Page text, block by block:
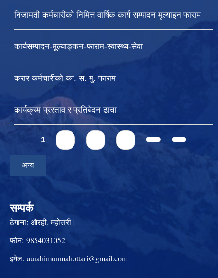
निजामती कर्मचारीको निमित्त वार्षिक कार्य सम्पादन मूल्याइन फाराम
कार्यसम्पादन-मूल्याङ्कन-फाराम-स्वास्थ्य-सेवा
करार कर्मचारीको का. स. मु. फाराम
कार्यक्रम प्रस्ताव र प्रतिबेदन ढाचा
Pages
1
अन्य
सम्पर्क
ठेगानाः औरही, महोत्तरी।
फोन: 9854031052
इमेल: aurahimunmahottari@gmail.com